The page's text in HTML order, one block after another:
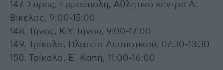
147. Σύρος, Ερμούπολη, Αθλητικό κέντρο Δ.
Βικέλας, 9:00-15:00
148. Τήνος, Κ.Υ Τήνου, 9:00-17:00
149. Τρίκαλα, Πλατεία Δεσποτικού, 07:30-13:30
150. Τρίκαλα, Ε΄ Καπή, 11:00-16:00